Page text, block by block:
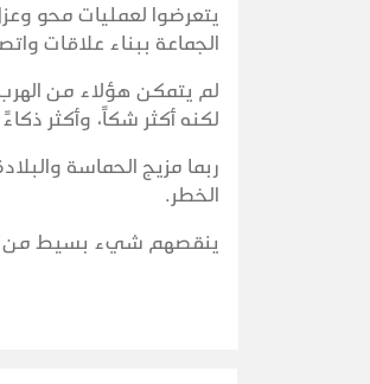
يتعرضوا لعمليات محو
الجماعة ببناء علاقات
لم يتمكن هؤلاء من
لكنه أكثر شكاً، وأكثر ذكاءً
ربما مزيج الحماسة
الخطر.
ينقصهم شيء بسيط من